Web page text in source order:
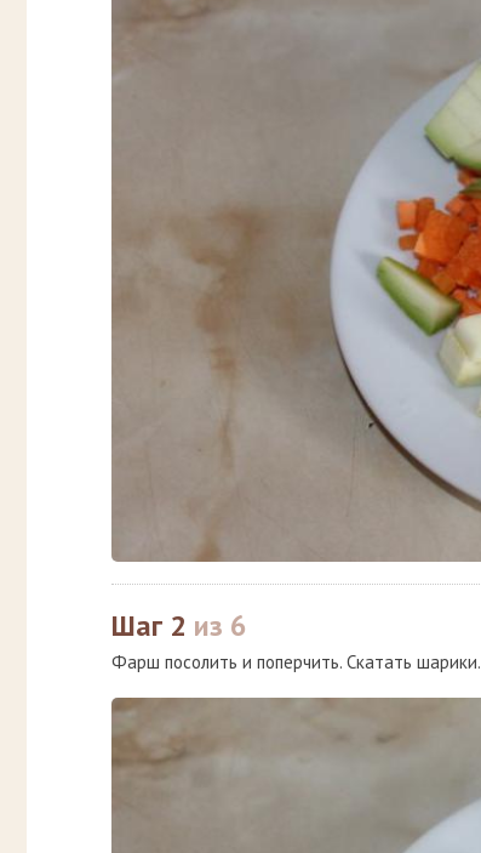
Шаг 2 из 6
Фарш посолить и поперчить. Скатать шарики.